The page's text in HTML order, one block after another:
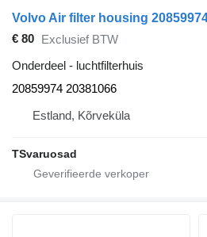
€ 80 Exclusief BTW
Onderdeel - luchtfilterhuis
20859974 20381066
Estland, Kõrveküla
TSvaruosad